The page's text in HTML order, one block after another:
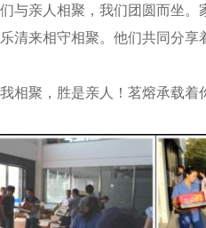
与亲人相聚，我们团圆而坐。
清来相守相聚。他们共同分
相聚，胜是亲人！茗熔承载着